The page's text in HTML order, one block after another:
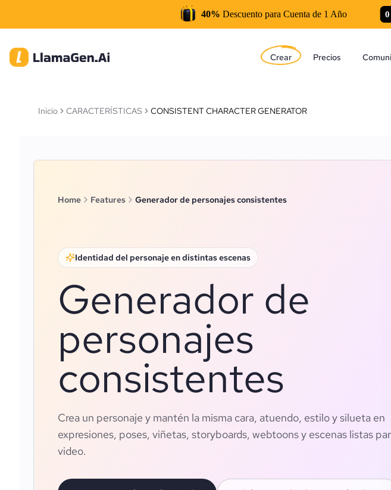
40% Descuento para Cuenta de 1 Año 0
Crear Precios
Inicio CARACTERÍSTICAS CONSISTENT CHARACTER GENERATOR
Home Features Generador de personajes consistentes
Identidad del personaje en distintas escenas
Generador de
personajes
consistentes
Crea un personaje y mantén la misma cara, atuendo, estilo y silueta en
expresiones, poses, viñetas, storyboards, webtoons y escenas listas
video.